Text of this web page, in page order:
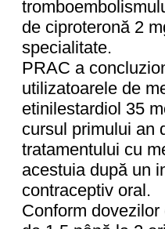
de ciproteronă 2
specialitate.
PRAC a
utilizatoarele de
etinilestardiol 35
cursul primului an
tratamentului cu
acestuia după un
contraceptiv oral.
Conform